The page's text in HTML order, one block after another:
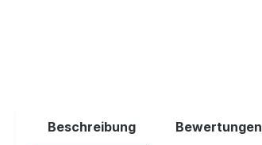
Beschreibung Bewertungen